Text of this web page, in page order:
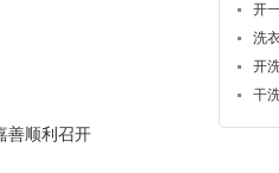
善顺利召开
开
洗
开
干